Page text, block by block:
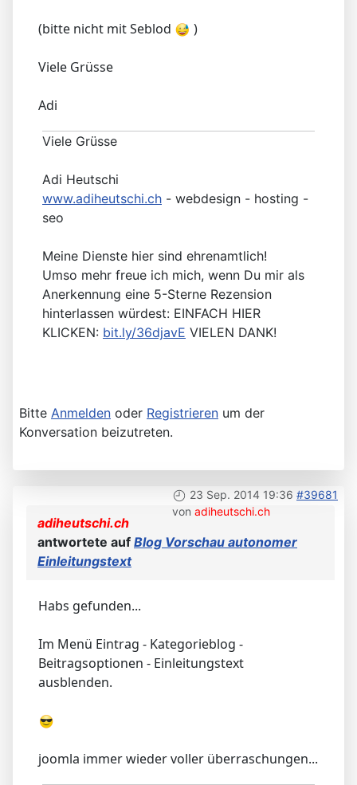
(bitte nicht mit Seblod )
Viele Grüsse
Adi
Viele Grüsse
Adi Heutschi
www.adiheutschi.ch - webdesign - hosting -
seo
Meine Dienste hier sind ehrenamtlich!
Umso mehr freue ich mich, wenn Du mir als
Anerkennung eine 5-Sterne Rezension
hinterlassen würdest: EINFACH HIER
KLICKEN: bit.ly/36djavE VIELEN DANK!
Bitte Anmelden oder Registrieren um der
Konversation beizutreten.
23 Sep. 2014 19:36 #39681
von adiheutschi.ch
adiheutschi.ch
antwortete auf Blog Vorschau autonomer
Einleitungstext
Habs gefunden...
Im Menü Eintrag - Kategorieblog -
Beitragsoptionen - Einleitungstext
ausblenden.
joomla immer wieder voller überraschungen...